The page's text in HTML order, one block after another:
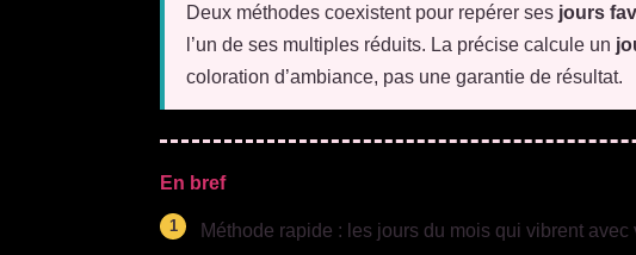
Deux méthodes coexistent pour repérer ses jours
l’un de ses multiples réduits. La précise calcule un
coloration d’ambiance, pas une garantie de résultat.
En bref
Méthode rapide : les jours du mois qui vibrent